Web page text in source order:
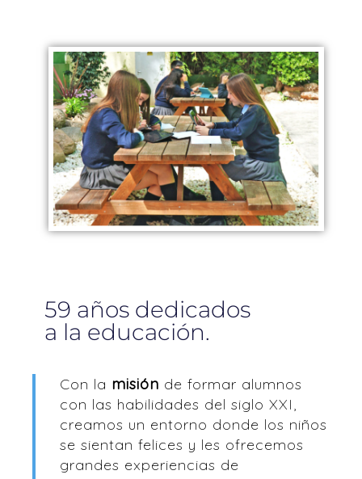
59 años dedicados
a la educación.
Con la misión de formar alumnos
con las habilidades del siglo XXI,
creamos un entorno donde los niños
se sientan felices y les ofrecemos
grandes experiencias de